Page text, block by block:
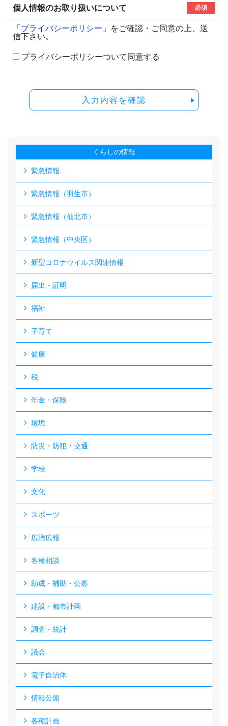
個人情報のお取り扱いについて 必須
「 プライバシーポリシー 」をご確認・ご同意の上、送
信下さい。
プライバシーポリシーついて同意する
入力内容を確認
くらしの情報
緊急情報
緊急情報（羽生市）
緊急情報（仙北市）
緊急情報（中央区）
新型コロナウイルス関連情報
届出・証明
福祉
子育て
健康
税
年金・保険
環境
防災・防犯・交通
学校
文化
スポーツ
広聴広報
各種相談
助成・補助・公募
建設・都市計画
調査・統計
議会
電子自治体
情報公開
各種計画